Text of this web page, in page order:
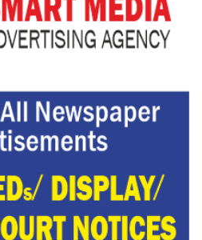
Amritsar – Punjabi Dunia
Amritsar – Punjabi Dunia